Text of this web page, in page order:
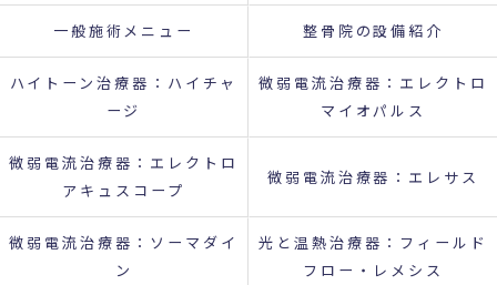
一般施術メニュー 整骨院の設備紹介
ハイトーン治療器：ハイチャ
ージ
微弱電流治療器：エレクトロ
マイオパルス
微弱電流治療器：エレクトロ
アキュスコープ
微弱電流治療器：エレサス
微弱電流治療器：ソーマダイ
ン
光と温熱治療器：フィールド
フロー・レメシス